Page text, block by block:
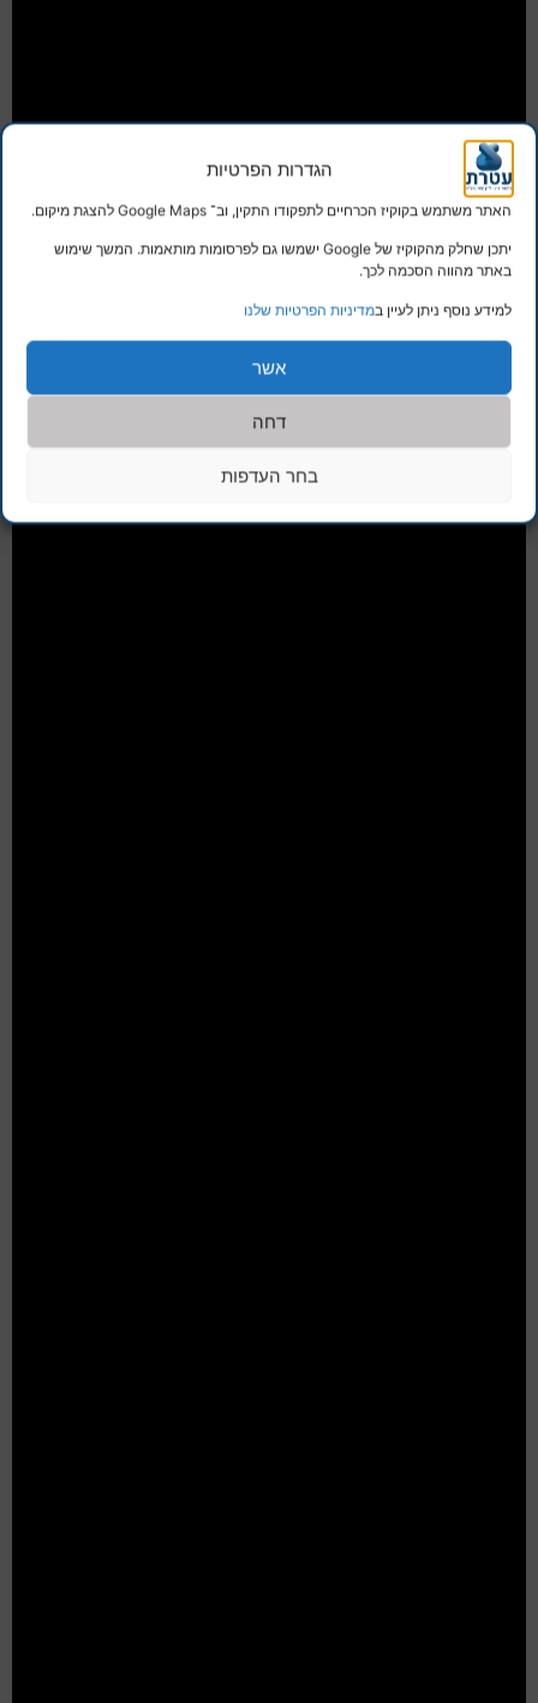
הגדרות הפרטיות
האתר משתמש בקוקיז הכרחיים לתפקודו התקין, וב־ Google Maps להצגת מיקום.
יתכן שחלק מהקוקיז של Google ישמשו גם לפרסומות מותאמות. המשך שימוש
באתר מהווה הסכמה לכך.
למידע נוסף ניתן לעיין במדיניות הפרטיות שלנו
אשר
דחה
בחר העדפות